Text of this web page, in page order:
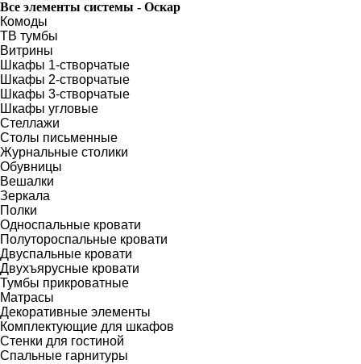
Все элементы системы - Оскар
Комоды
ТВ тумбы
Витрины
Шкафы 1-створчатые
Шкафы 2-створчатые
Шкафы 3-створчатые
Шкафы угловые
Стеллажи
Столы письменные
Журнальные столики
Обувницы
Вешалки
Зеркала
Полки
Односпальные кровати
Полутороспальные кровати
Двуспальные кровати
Двухъярусные кровати
Тумбы прикроватные
Матрасы
Декоративные элементы
Комплектующие для шкафов
Стенки для гостиной
Спальные гарнитуры